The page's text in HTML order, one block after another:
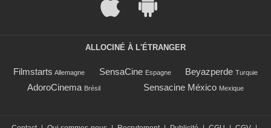
ALLOCINÉ À L'ÉTRANGER
Filmstarts Allemagne SensaCine Espagne Beyazperde Turquie
AdoroCinema Brésil Sensacine México Mexique